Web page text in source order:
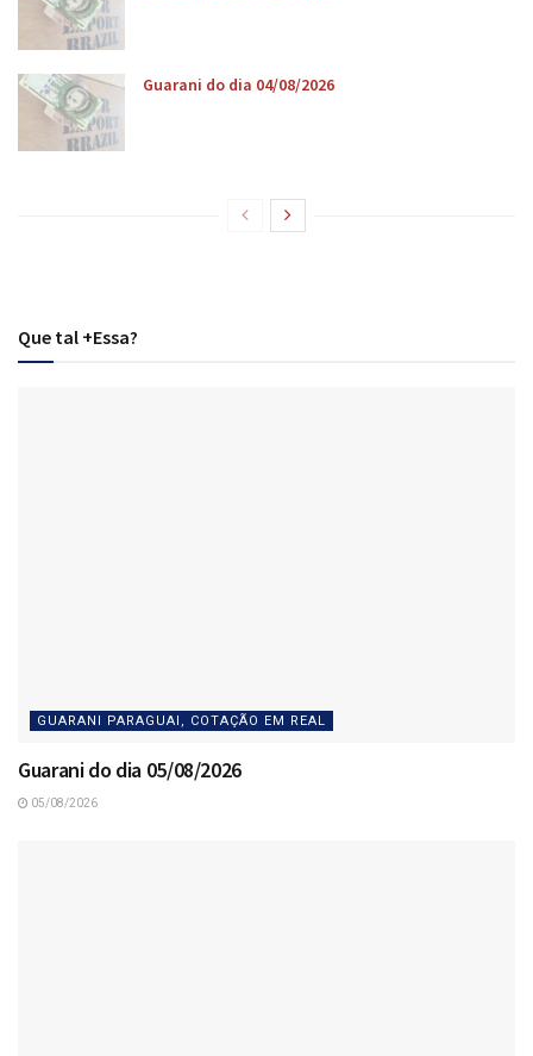
Guarani do dia 04/08/2026
Que tal +Essa?
GUARANI PARAGUAI, COTAÇÃO EM REAL
Guarani do dia 05/08/2026
05/08/2026